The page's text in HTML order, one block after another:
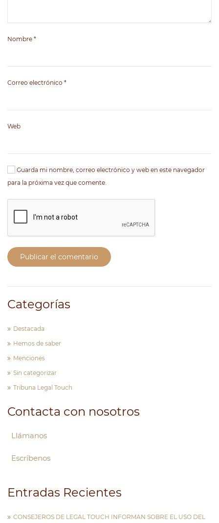
Nombre *
Correo electrónico *
Web
Guarda mi nombre, correo electrónico y web en este navegador
para la próxima vez que comente.
Publicar el comentario
Categorías
Destacada
Hemos de saber
Menciones
Sin categorizar
Tribuna Legal Touch
Contacta con nosotros
Llámanos
Escríbenos
Entradas Recientes
CONSEJEROS DE LEGAL TOUCH INFORMAN SOBRE EL USO DEL